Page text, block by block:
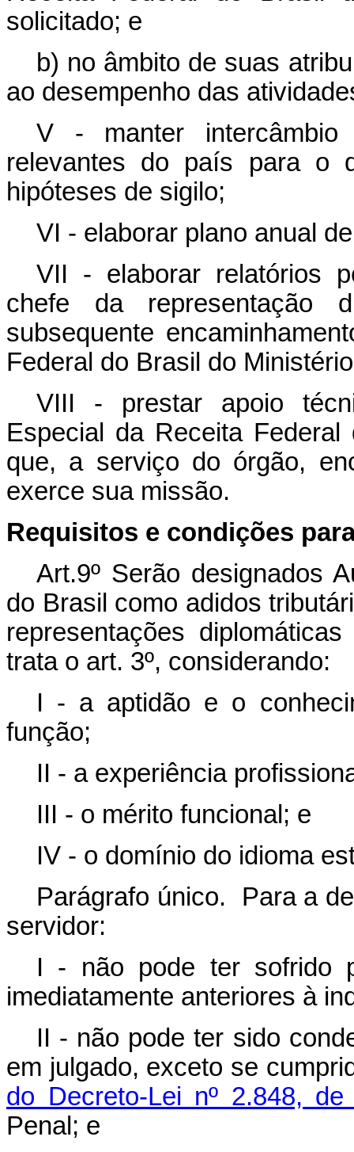
solicitado; e
b) no âmbito de suas
ao desempenho das
V - manter
relevantes do país para o
hipóteses de sigilo;
VI - elaborar plano anual
VII - elaborar relatórios
chefe da representação
subsequente
Federal do Brasil do
VIII - prestar apoio
Especial da Receita
que, a serviço do órgão,
exerce sua missão.
Requisitos e condições
Art.9º Serão designados
do Brasil como adidos
representações
trata o art. 3º, considerando:
I - a aptidão e o
função;
II - a experiência
III - o mérito funcional; e
IV - o domínio do idioma
Parágrafo único. Para a
servidor:
I - não pode ter sofrido
imediatamente anteriores à
II - não pode ter sido
em julgado, exceto se
do Decreto-Lei nº 2.848,
Penal; e